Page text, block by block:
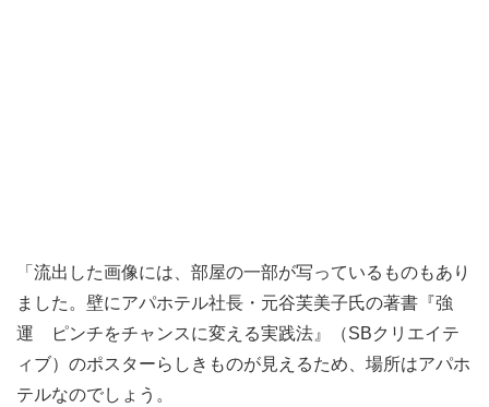
「流出した画像には、部屋の一部が写っているものもあり
ました。壁にアパホテル社長・元谷芙美子氏の著書『強
運 ピンチをチャンスに変える実践法』（SBクリエイテ
ィブ）のポスターらしきものが見えるため、場所はアパホ
テルなのでしょう。